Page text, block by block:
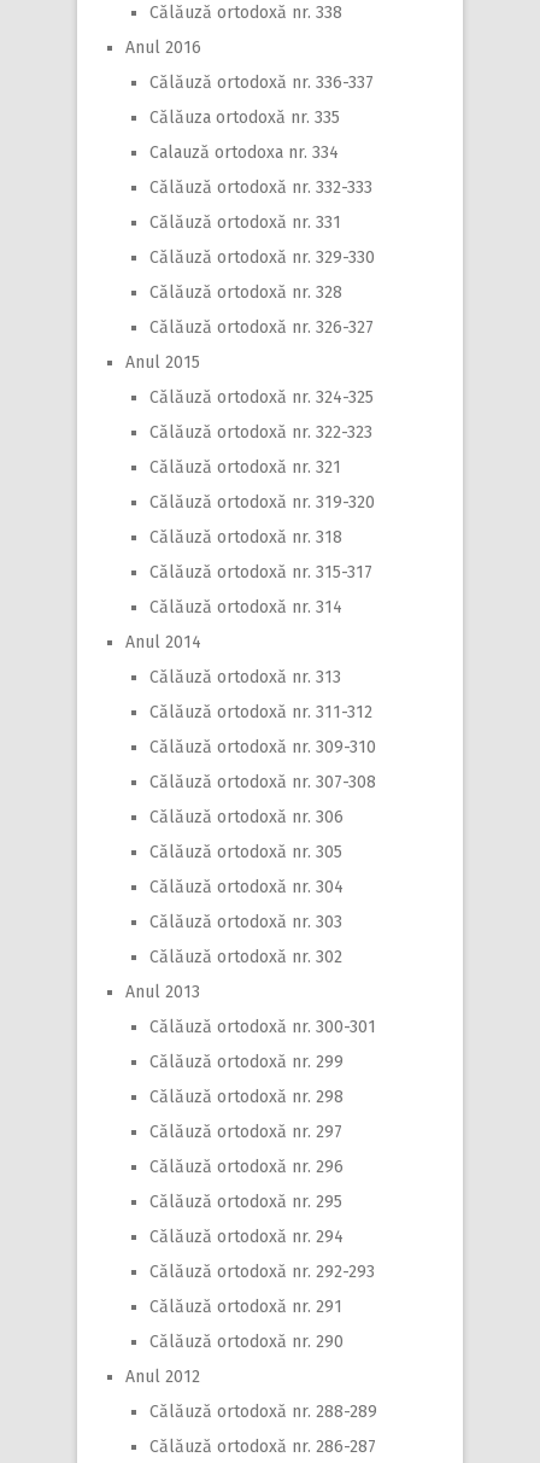
Călăuză ortodoxă nr. 338
Anul 2016
Călăuză ortodoxă nr. 336-337
Călăuza ortodoxă nr. 335
Calauză ortodoxa nr. 334
Călăuză ortodoxă nr. 332-333
Călăuză ortodoxă nr. 331
Călăuză ortodoxă nr. 329-330
Călăuză ortodoxă nr. 328
Călăuză ortodoxă nr. 326-327
Anul 2015
Călăuză ortodoxă nr. 324-325
Călăuză ortodoxă nr. 322-323
Călăuză ortodoxă nr. 321
Călăuză ortodoxă nr. 319-320
Călăuză ortodoxă nr. 318
Călăuză ortodoxă nr. 315-317
Călăuză ortodoxă nr. 314
Anul 2014
Călăuză ortodoxă nr. 313
Călăuză ortodoxă nr. 311-312
Călăuză ortodoxă nr. 309-310
Călăuză ortodoxă nr. 307-308
Călăuză ortodoxă nr. 306
Călăuză ortodoxă nr. 305
Călăuză ortodoxă nr. 304
Călăuză ortodoxă nr. 303
Călăuză ortodoxă nr. 302
Anul 2013
Călăuză ortodoxă nr. 300-301
Călăuză ortodoxă nr. 299
Călăuză ortodoxă nr. 298
Călăuză ortodoxă nr. 297
Călăuză ortodoxă nr. 296
Călăuză ortodoxă nr. 295
Călăuză ortodoxă nr. 294
Călăuză ortodoxă nr. 292-293
Călăuză ortodoxă nr. 291
Călăuză ortodoxă nr. 290
Anul 2012
Călăuză ortodoxă nr. 288-289
Călăuză ortodoxă nr. 286-287